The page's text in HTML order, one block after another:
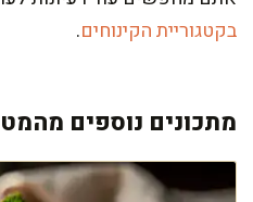
בקטגוריית הקינוחים.
מתכונים נוספים